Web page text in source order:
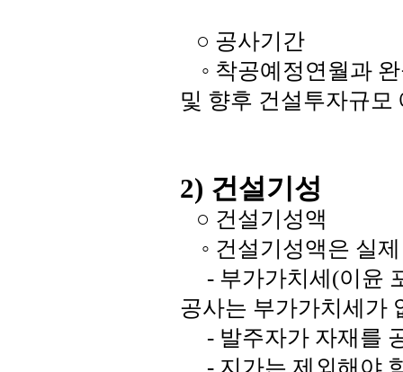
○ 공사기간
◦ 착공예정연월과
및 향후 건설투자규
2) 건설기성
○ 건설기성액
◦ 건설기성액은 실
- 부가가치세(이윤
공사는 부가가치세가
- 발주자가 자재를